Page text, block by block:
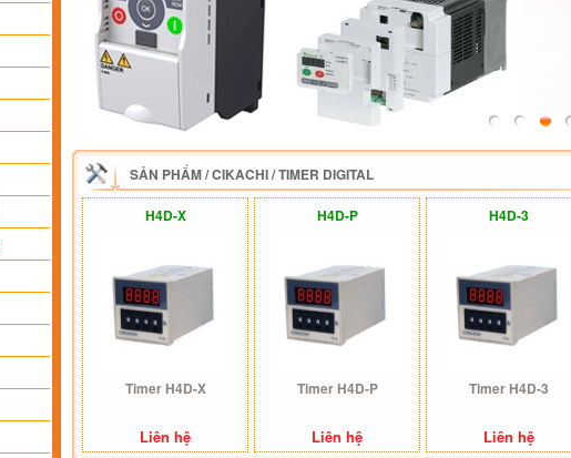
SẢN PHẨM/CIKACHI/TIMER DIGITAL
H4D-X
Timer H4D-X
Liên hệ
H4D-P
Timer H4D-P
Liên hệ
H4D-3
Timer H4D-3
Liên hệ